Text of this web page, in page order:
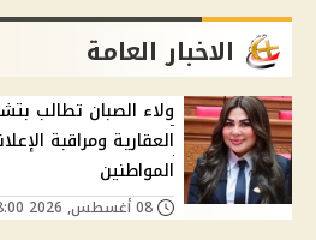
الاخبار العامة
ولاء الصبان تطالب
العقارية ومراقبة
المواطنين